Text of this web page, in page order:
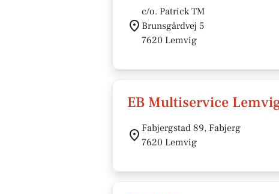
c/o. Patrick TM
Brunsgårdvej 5
7620 Lemvig
EB Multiservice
Fabjergstad 89, Fabjerg
7620 Lemvig